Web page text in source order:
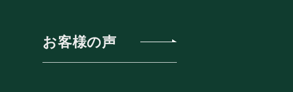
お客様の声